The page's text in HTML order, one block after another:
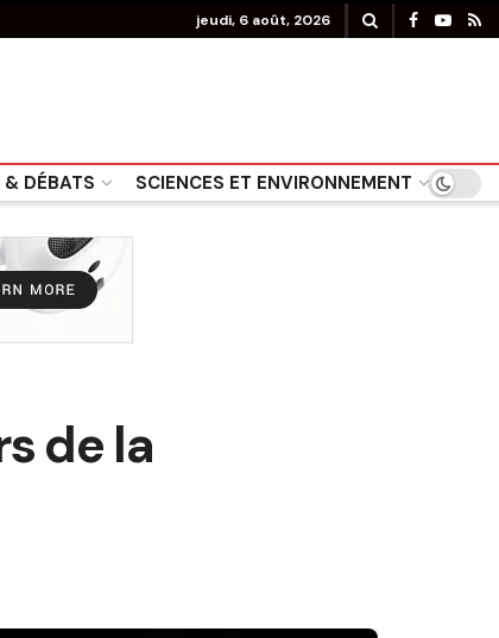
jeudi, 6 août, 2026
& DÉBATS SCIENCES ET ENVIRONNEMENT
de la